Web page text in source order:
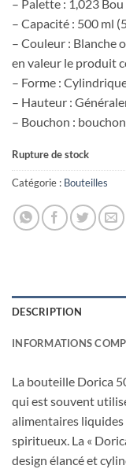
était
– Palette : 1,023 Bou
– Capacité : 500 ml
– Couleur : Blanche
en valeur le produit
– Forme :
– Hauteur :
– Bouchon :
Rupture de stock
Catégorie : Bouteilles
DESCRIPTION
INFORMATIONS
La bouteille Dorica
qui est souvent
alimentaires liquides
spiritueux. La «
design élancé et